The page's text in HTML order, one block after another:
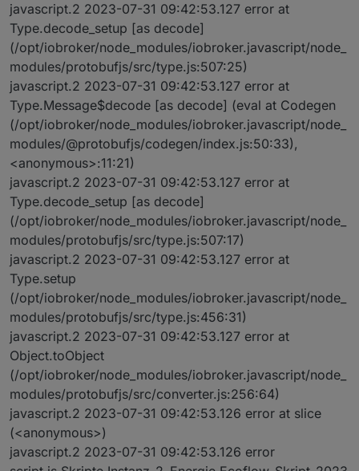
javascript.2 2023-07-31 09:42:53.127 error at
Type.decode_setup [as decode]
(/opt/iobroker/node_modules/iobroker.javascript/node_
modules/protobufjs/src/type.js:507:25)
javascript.2 2023-07-31 09:42:53.127 error at
Type.Message$decode [as decode] (eval at Codegen
(/opt/iobroker/node_modules/iobroker.javascript/node_
modules/@protobufjs/codegen/index.js:50:33),
<anonymous>:11:21)
javascript.2 2023-07-31 09:42:53.127 error at
Type.decode_setup [as decode]
(/opt/iobroker/node_modules/iobroker.javascript/node_
modules/protobufjs/src/type.js:507:17)
javascript.2 2023-07-31 09:42:53.127 error at
Type.setup
(/opt/iobroker/node_modules/iobroker.javascript/node_
modules/protobufjs/src/type.js:456:31)
javascript.2 2023-07-31 09:42:53.127 error at
Object.toObject
(/opt/iobroker/node_modules/iobroker.javascript/node_
modules/protobufjs/src/converter.js:256:64)
javascript.2 2023-07-31 09:42:53.126 error at slice
(<anonymous>)
javascript.2 2023-07-31 09:42:53.126 error